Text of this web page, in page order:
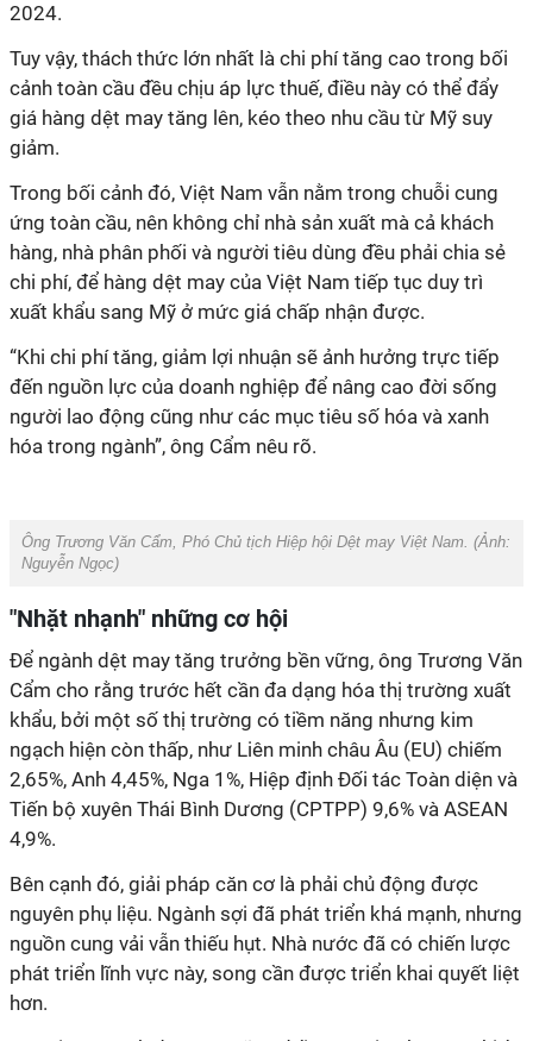
2024.
Tuy vậy, thách thức lớn nhất là chi phí tăng cao trong bối
cảnh toàn cầu đều chịu áp lực thuế, điều này có thể đẩy
giá hàng dệt may tăng lên, kéo theo nhu cầu từ Mỹ suy
giảm.
Trong bối cảnh đó, Việt Nam vẫn nằm trong chuỗi cung
ứng toàn cầu, nên không chỉ nhà sản xuất mà cả khách
hàng, nhà phân phối và người tiêu dùng đều phải chia sẻ
chi phí, để hàng dệt may của Việt Nam tiếp tục duy trì
xuất khẩu sang Mỹ ở mức giá chấp nhận được.
“Khi chi phí tăng, giảm lợi nhuận sẽ ảnh hưởng trực tiếp
đến nguồn lực của doanh nghiệp để nâng cao đời sống
người lao động cũng như các mục tiêu số hóa và xanh
hóa trong ngành”, ông Cẩm nêu rõ.
Ông Trương Văn Cẩm, Phó Chủ tịch Hiệp hội Dệt may Việt Nam. (Ảnh:
Nguyễn Ngọc)
"Nhặt nhạnh" những cơ hội
Để ngành dệt may tăng trưởng bền vững, ông Trương Văn
Cẩm cho rằng trước hết cần đa dạng hóa thị trường xuất
khẩu, bởi một số thị trường có tiềm năng nhưng kim
ngạch hiện còn thấp, như Liên minh châu Âu (EU) chiếm
2,65%, Anh 4,45%, Nga 1%, Hiệp định Đối tác Toàn diện và
Tiến bộ xuyên Thái Bình Dương (CPTPP) 9,6% và ASEAN
4,9%.
Bên cạnh đó, giải pháp căn cơ là phải chủ động được
nguyên phụ liệu. Ngành sợi đã phát triển khá mạnh, nhưng
nguồn cung vải vẫn thiếu hụt. Nhà nước đã có chiến lược
phát triển lĩnh vực này, song cần được triển khai quyết liệt
hơn.